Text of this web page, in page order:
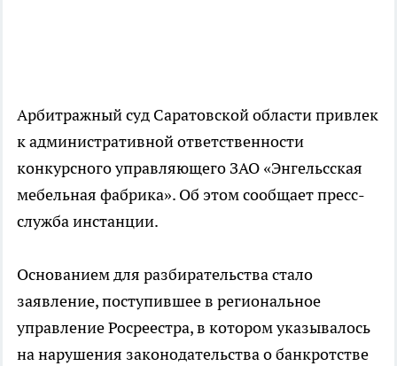
Арбитражный суд Саратовской области привлек
к административной ответственности
конкурсного управляющего ЗАО «Энгельсская
мебельная фабрика». Об этом сообщает пресс-
служба инстанции.
Основанием для разбирательства стало
заявление, поступившее в региональное
управление Росреестра, в котором указывалось
на нарушения законодательства о банкротстве